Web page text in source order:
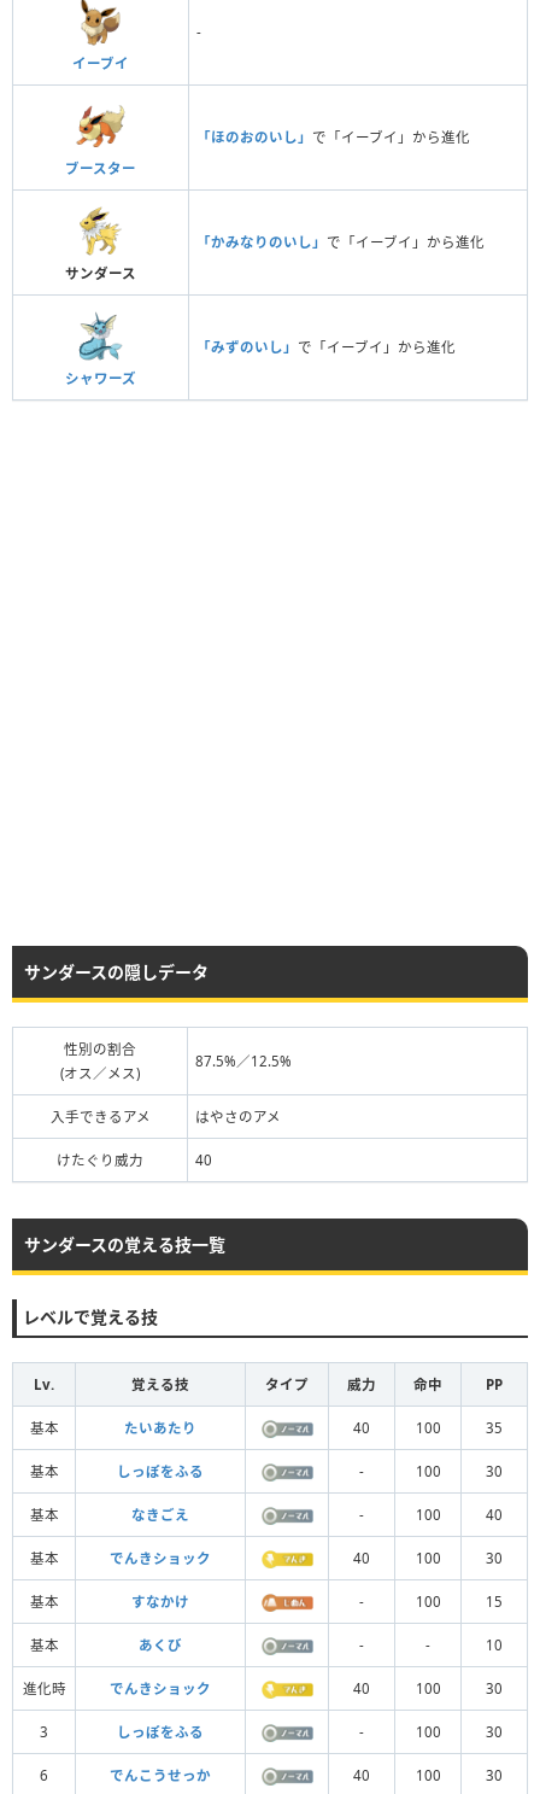
イーブイ
-
ブースター
「ほのおのいし」 で「イーブイ」から進化
サンダース
「かみなりのいし」 で「イーブイ」から進化
シャワーズ
「みずのいし」 で「イーブイ」から進化
サンダースの隠しデータ
性別の割合
(オス／メス)
87.5%／12.5%
入手できるアメ はやさのアメ
けたぐり威力 40
サンダースの覚える技一覧
レベルで覚える技
Lv. 覚える技 タイプ 威力 命中 PP
基本 たいあたり 40 100 35
基本 しっぽをふる - 100 30
基本 なきごえ - 100 40
基本 でんきショック 40 100 30
基本 すなかけ - 100 15
基本 あくび - - 10
進化時 でんきショック 40 100 30
3 しっぽをふる - 100 30
6 でんこうせっか 40 100 30